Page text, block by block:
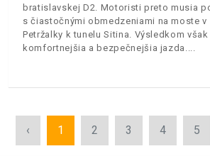
bratislavskej D2. Motoristi preto musia
s čiastočnými obmedzeniami na moste v
Petržalky k tunelu Sitina. Výsledkom
komfortnejšia a bezpečnejšia jazda.
‹ 1 2 3 4 5